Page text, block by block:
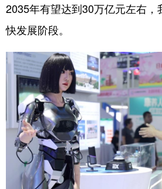
2035年有望达到30万亿元左右，
快发展阶段。